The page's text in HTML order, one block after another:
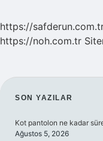
https://
https://noh.com.tr
SON YAZILAR
Kot pantolon ne kadar
Ağustos 5, 2026